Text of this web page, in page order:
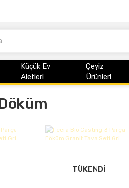
Küçük Ev
Aletleri
Çeyiz
Ürünleri
TÜKENDİ